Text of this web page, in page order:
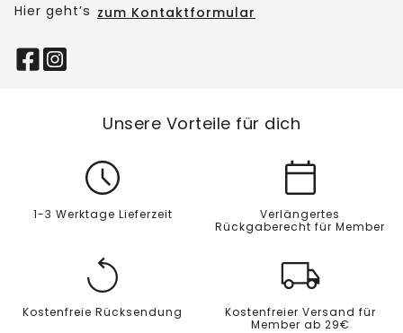
Hier geht’s zum Kontaktformular
Unsere Vorteile für dich
1-3 Werktage Lieferzeit
Verlängertes
Rückgaberecht für Member
Kostenfreie Rücksendung
Kostenfreier Versand für
Member ab 29€